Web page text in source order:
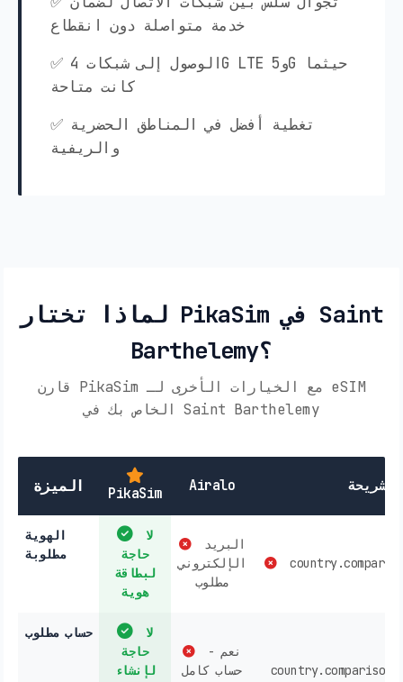
خدمة متواصلة دون انقطاع
✅ الوصول إلى شبكات 4G LTE و5G حيثما
كانت متاحة
✅ تغطية أفضل في المناطق الحضرية
والريفية
لماذا تختار PikaSim في Saint
Barthelemy؟
قارن PikaSim مع الخيارات الأخرى لـ eSIM
الخاص بك في Saint Barthelemy
الميزة PikaSim Airalo
الهوية
مطلوبة
حاجة
لبطاقة
هوية
الإلكتروني
مطلوب
حساب مطلوب
حاجة
لإنشاء
حساب كامل